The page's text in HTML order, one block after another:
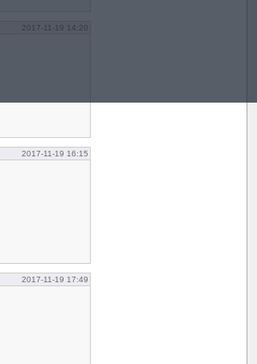
2017-11-19 14:20
2017-11-19 16:15
2017-11-19 17:49